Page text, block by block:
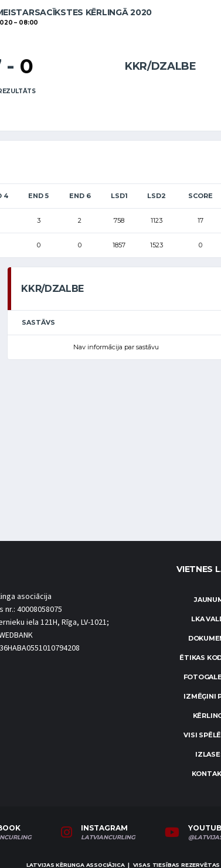
KĒRLINGĀ 2020
08:00
KKR/DZALBE
- 0
4 END 5 END 6 LSD1 LSD2 SCORE
3 2 758 1123 17
0 0 1857 1523 0
KKR/DZALBE
SASTĀVS
Nav informācija par sastāvu
asociācija
nr.: 40008058075
iela 121H, Rīga, LV-1021;
VIETNES
LKA
ĒTIKAS
IZMĒĢINI
VISI
INSTAGRAM
LATVIANCURLING
LATVIJAS KĒRLINGA ASSOCIĀJICA | VISAS TIESĪBAS REZERVĒTAS